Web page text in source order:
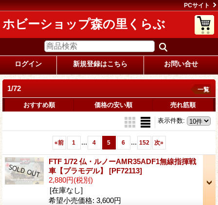
PCサイト
ホビーショップ森の里くらぶ
ログイン 新規登録はこちら お問い合せ
1/72 一覧
おすすめ順 価格の安い順 売れ筋順
表示件数:
«前 1 ... 4 5 6 ... 152 次»
FTF 1/72 仏・ルノーAMR35ADF1無線指揮戦
車【プラモデル】 [PF72113]
2,880円(税別)
[在庫なし]
希望小売価格: 3,600円